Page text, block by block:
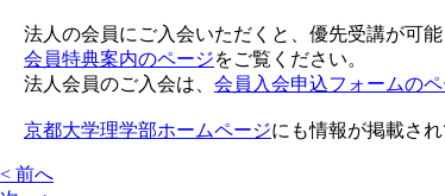
法人の会員にご入会いただくと、優先受講が可
会員特典案内のページをご覧ください。
法人会員のご入会は、 会員入会申込フォームの
京都大学理学部ホームページにも情報が掲載さ
< 前へ